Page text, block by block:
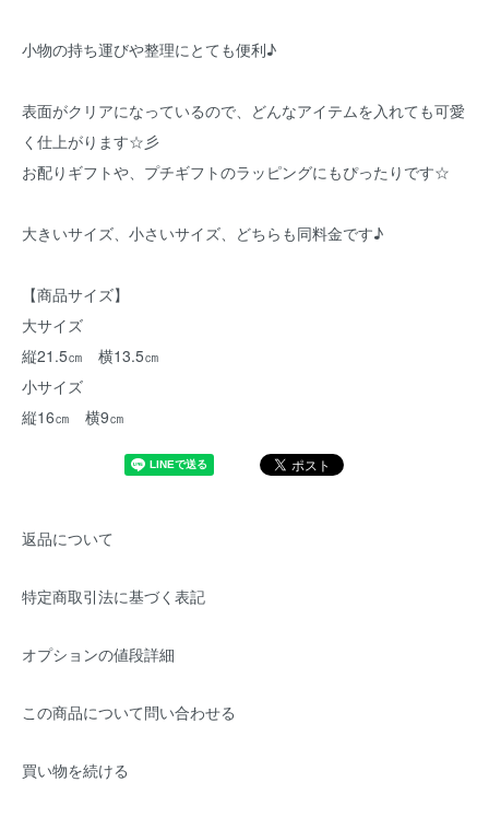
小物の持ち運びや整理にとても便利♪
表面がクリアになっているので、どんなアイテムを入れても可愛
く仕上がります☆彡
お配りギフトや、プチギフトのラッピングにもぴったりです☆
大きいサイズ、小さいサイズ、どちらも同料金です♪
【商品サイズ】
大サイズ
縦21.5㎝ 横13.5㎝
小サイズ
縦16㎝ 横9㎝
返品について
特定商取引法に基づく表記
オプションの値段詳細
この商品について問い合わせる
買い物を続ける